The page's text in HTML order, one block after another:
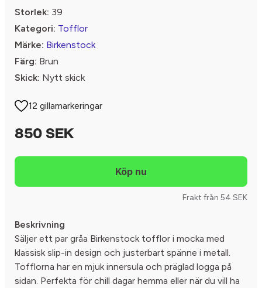
Storlek: 39
Kategori: Tofflor
Märke: Birkenstock
Färg: Brun
Skick: Nytt skick
12 gillamarkeringar
850 SEK
Frakt från 54 SEK
Beskrivning
Säljer ett par gråa Birkenstock tofflor i mocka med
klassisk slip-in design och justerbart spänne i metall.
Tofflorna har en mjuk innersula och präglad logga på
sidan. Perfekta för chill dagar hemma eller när du vill ha